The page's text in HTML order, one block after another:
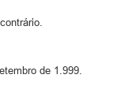
de 1.999.